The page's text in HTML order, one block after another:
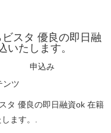
スタ 優良の即日融
いたします。
申込み
ンツ
タ 優良の即日融資ok 在籍
ます。.